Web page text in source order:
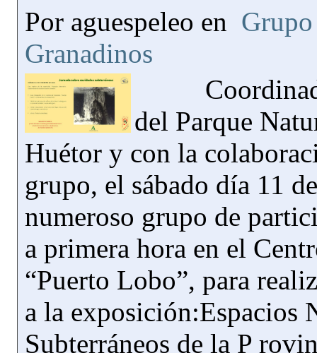
Por aguespeleo en
Granadinos
Coordinado
del Parque
Huétor y con la
grupo, el sábado día 11
numeroso grupo de
a primera hora en el
“Puerto Lobo”, para
a la exposición:Espacios
Subterráneos de la P